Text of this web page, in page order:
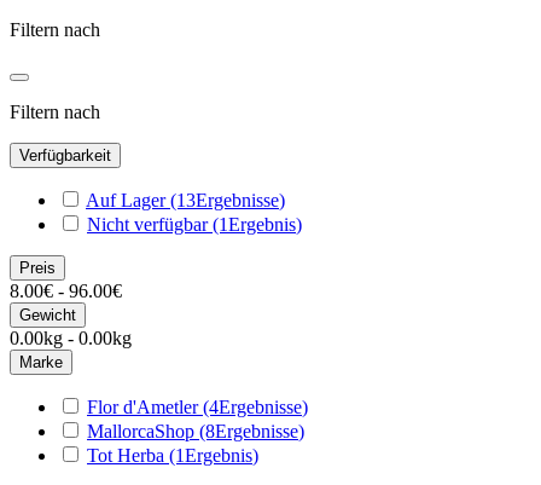
Filtern nach
Filtern nach
Verfügbarkeit
Auf Lager(13Ergebnisse)
Nicht verfügbar(1Ergebnis)
Preis
8.00€ - 96.00€
Gewicht
0.00kg - 0.00kg
Marke
Flor d'Ametler(4Ergebnisse)
MallorcaShop (8Ergebnisse)
Tot Herba (1Ergebnis)